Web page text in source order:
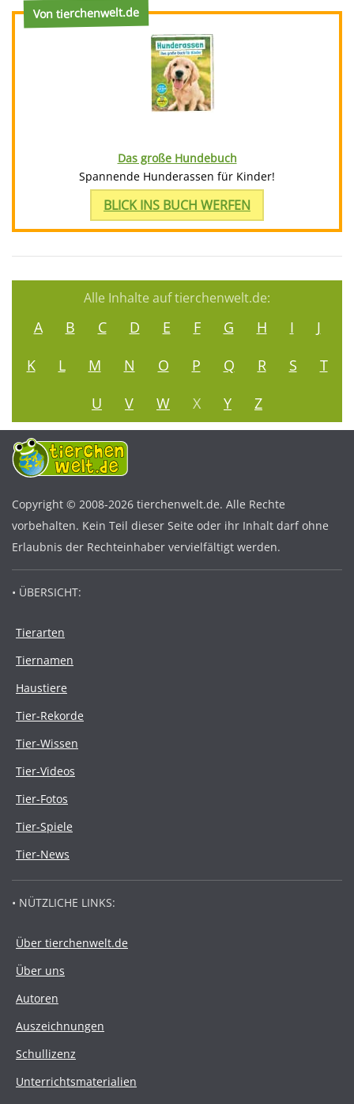
Von tierchenwelt.de
Das große Hundebuch
Spannende Hunderassen für Kinder!
BLICK INS BUCH WERFEN
Alle Inhalte auf tierchenwelt.de:
A B C D E F G H I
J
K
L M N O P Q R S
T
U
V W X Y Z
Copyright © 2008-2026 tierchenwelt.de. Alle Rechte
vorbehalten. Kein Teil dieser Seite oder ihr Inhalt darf ohne
Erlaubnis der Rechteinhaber vervielfältigt werden.
• ÜBERSICHT:
Tierarten
Tiernamen
Haustiere
Tier-Rekorde
Tier-Wissen
Tier-Videos
Tier-Fotos
Tier-Spiele
Tier-News
• NÜTZLICHE LINKS:
Über tierchenwelt.de
Über uns
Autoren
Auszeichnungen
Schullizenz
Unterrichtsmaterialien